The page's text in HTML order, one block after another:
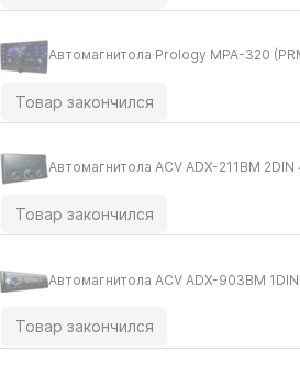
Автомагнитола Prology MPA-320
Товар закончился
Автомагнитола ACV ADX-211BM
Товар закончился
Автомагнитола ACV ADX-903BM
Товар закончился